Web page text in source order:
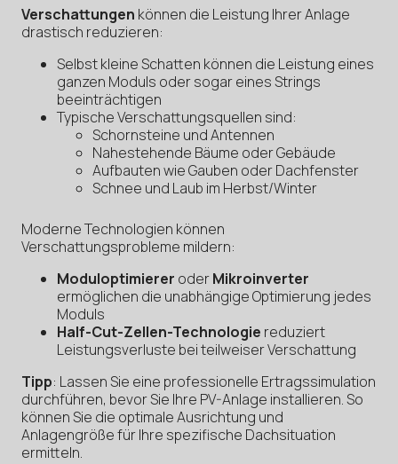
Verschattungen können die Leistung Ihrer Anlage
drastisch reduzieren:
Selbst kleine Schatten können die Leistung eines
ganzen Moduls oder sogar eines Strings
beeinträchtigen
Typische Verschattungsquellen sind:
Schornsteine und Antennen
Nahestehende Bäume oder Gebäude
Aufbauten wie Gauben oder Dachfenster
Schnee und Laub im Herbst/Winter
Moderne Technologien können
Verschattungsprobleme mildern:
Moduloptimierer oderMikroinverter
ermöglichen die unabhängige Optimierung jedes
Moduls
Half-Cut-Zellen-Technologie reduziert
Leistungsverluste bei teilweiser Verschattung
Tipp: Lassen Sie eine professionelle Ertragssimulation
durchführen, bevor Sie Ihre PV-Anlage installieren. So
können Sie die optimale Ausrichtung und
Anlagengröße für Ihre spezifische Dachsituation
ermitteln.